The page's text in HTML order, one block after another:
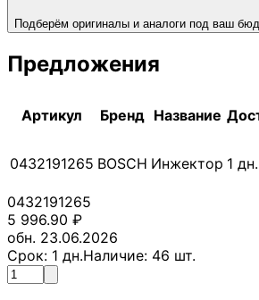
Подберём оригиналы и аналоги под ваш
Предложения
Артикул Бренд Название
0432191265 BOSCH Инжектор 1 дн.
0432191265
5 996.90 ₽
обн. 23.06.2026
Срок: 1 дн.Наличие: 46 шт.